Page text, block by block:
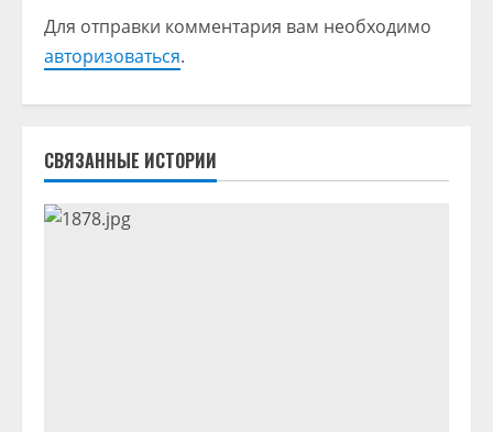
т
ь
ч
т
е
Для отправки комментария вам необходимо
авторизоваться.
СВЯЗАННЫЕ ИСТОРИИ